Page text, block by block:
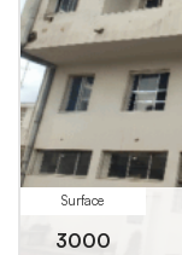
Surface
3000